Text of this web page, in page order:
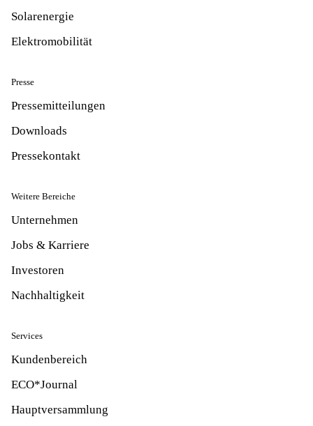
Solarenergie
Elektromobilität
Presse
Pressemitteilungen
Downloads
Pressekontakt
Weitere Bereiche
Unternehmen
Jobs & Karriere
Investoren
Nachhaltigkeit
Services
Kundenbereich
ECO*Journal
Hauptversammlung